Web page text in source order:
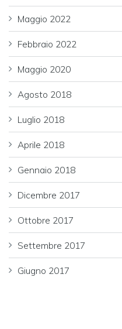
Maggio 2022
Febbraio 2022
Maggio 2020
Agosto 2018
Luglio 2018
Aprile 2018
Gennaio 2018
Dicembre 2017
Ottobre 2017
Settembre 2017
Giugno 2017